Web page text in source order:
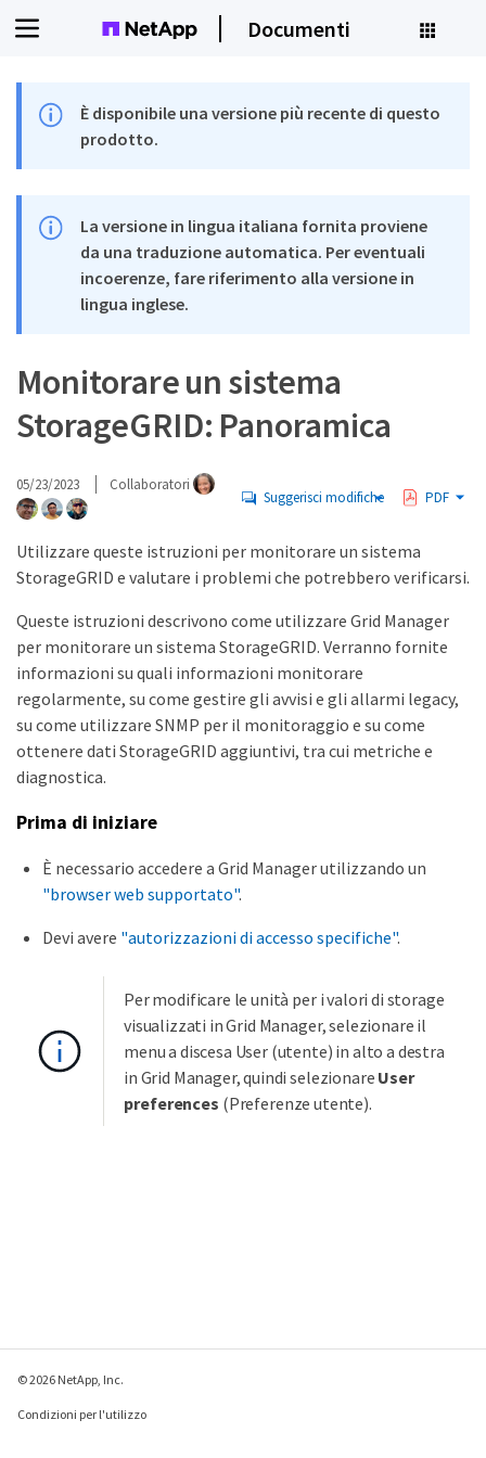
Documenti
È disponibile una versione più recente di questo
prodotto.
La versione in lingua italiana fornita proviene
da una traduzione automatica. Per eventuali
incoerenze, fare riferimento alla versione in
lingua inglese.
Monitorare un sistema
StorageGRID: Panoramica
05/23/2023 Collaboratori
Suggerisci modifiche PDF
Utilizzare queste istruzioni per monitorare un sistema
StorageGRID e valutare i problemi che potrebbero verificarsi.
Queste istruzioni descrivono come utilizzare Grid Manager
per monitorare un sistema StorageGRID. Verranno fornite
informazioni su quali informazioni monitorare
regolarmente, su come gestire gli avvisi e gli allarmi legacy,
su come utilizzare SNMP per il monitoraggio e su come
ottenere dati StorageGRID aggiuntivi, tra cui metriche e
diagnostica.
Prima di iniziare
È necessario accedere a Grid Manager utilizzando un
"browser web supportato".
Devi avere "autorizzazioni di accesso specifiche".
Per modificare le unità per i valori di storage
visualizzati in Grid Manager, selezionare il
menu a discesa User (utente) in alto a destra
in Grid Manager, quindi selezionare User
preferences (Preferenze utente).
© 2026 NetApp, Inc.
Condizioni per l'utilizzo